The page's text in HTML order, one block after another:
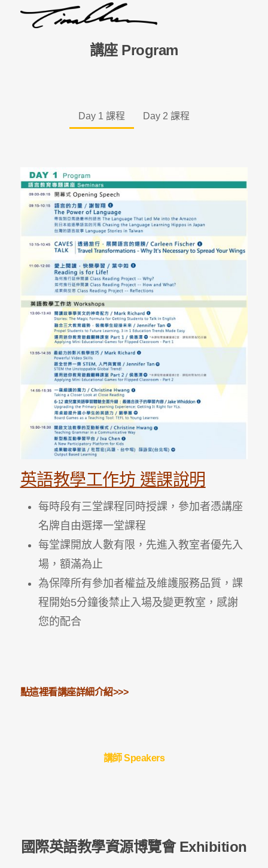
講座 Program
Day 1 課程 Day 2 課程
英語教學工作坊 選課說明
每時段有三堂課程同時授課，參加者憑講座
名牌自由選擇一堂課程
每堂課開放人數有限，先進入教室者優先入
場，額滿為止
為保障所有參加者權益及維護服務品質，課
程開始5分鐘後禁止入場及變更教室，感謝
您的配合
點這裡看講座詳細介紹>>>
講師 Speakers
國際英語教學資源博覽會 Exhibition